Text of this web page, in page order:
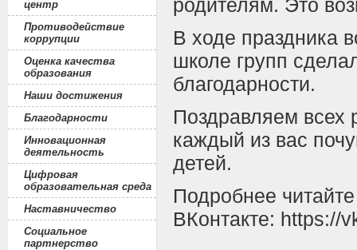
центр
Противодействие
коррупции
Оценка качества
образования
Наши достижения
Благодарности
Инновационная
деятельность
Цифровая
образовательная среда
Наставничество
Социальное
партнерство
родителям. Это
В ходе праздника
школе групп
благодарности.
Поздравляем всех
каждый из вас
детей.
Подробнее
ВКонтакте: https://